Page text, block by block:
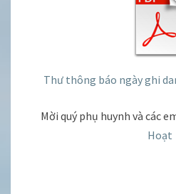
Thư thông báo ngày ghi
Mời quý phụ huynh và các
Hoạt